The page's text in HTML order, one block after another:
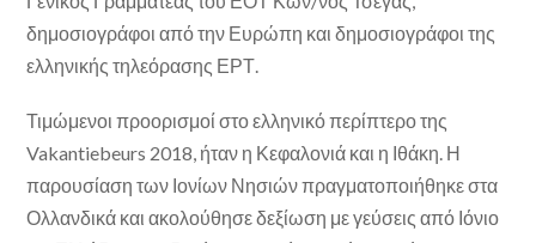
δημοσιογράφοι από την Ευρώπη και δημοσιογράφοι της
ελληνικής τηλεόρασης ΕΡΤ.
Τιμώμενοι προορισμοί στο ελληνικό περίπτερο της
Vakantiebeurs 2018, ήταν η Κεφαλονιά και η Ιθάκη. Η
παρουσίαση των Ιονίων Νησιών πραγματοποιήθηκε στα
Ολλανδικά και ακολούθησε δεξίωση με γεύσεις από Ιόνιο